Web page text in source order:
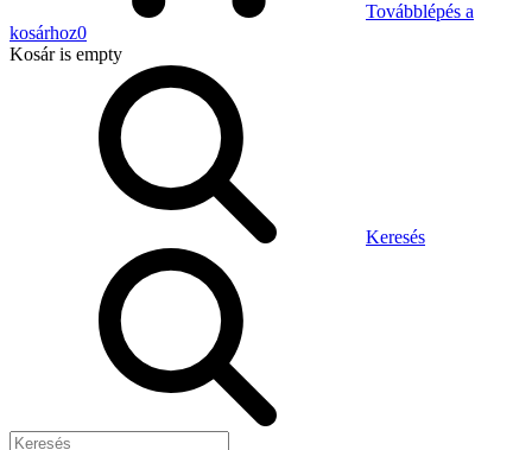
Továbblépés a
kosárhoz0
Kosáris empty
Keresés